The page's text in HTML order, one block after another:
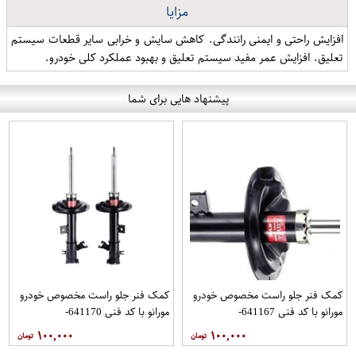
مزایا
افزایش راحتی و ایمنی رانندگی. کاهش سایش و خرابی سایر قطعات سیستم
تعلیق. افزایش عمر مفید سیستم تعلیق و بهبود عملکرد کلی خودرو.
پیشنهاد هایی برای شما
کمک فنر جلو راست مخصوص خودرو
مورانو با کد فنی 641167-
E43021AA1B برند JPC مدل 2010
فروشگاه مگاموتور
۱۰۰,۰۰۰
کمک فنر جلو راست مخصوص خودرو
مورانو با کد فنی 641170-
E2302CB10A برند JPC مدل 2008
فروشگاه مگاموتور
۱۰۰,۰۰۰